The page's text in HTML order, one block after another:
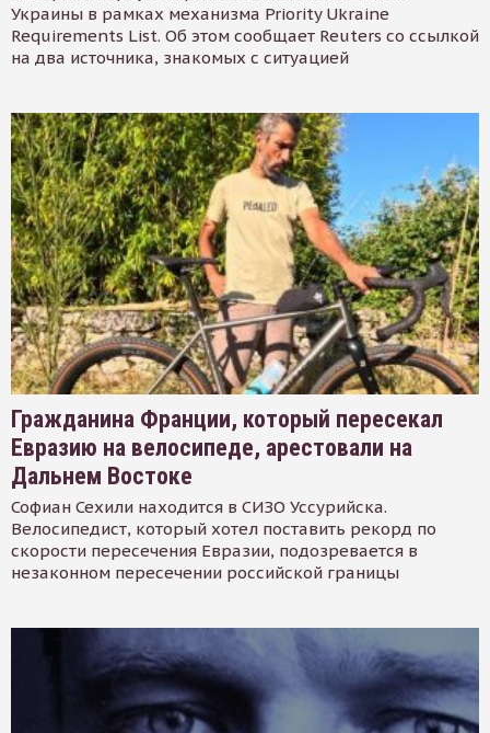
Украины в рамках механизма Priority Ukraine
Requirements List. Об этом сообщает Reuters со ссылкой
на два источника, знакомых с ситуацией
Гражданина Франции, который пересекал
Евразию на велосипеде, арестовали на
Дальнем Востоке
Софиан Сехили находится в СИЗО Уссурийска.
Велосипедист, который хотел поставить рекорд по
скорости пересечения Евразии, подозревается в
незаконном пересечении российской границы